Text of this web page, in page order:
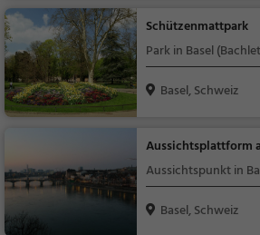
Schützenmattpark
Park in Basel
Basel, Schweiz
Aussichtsplattform
Aussichtspunkt in
Basel, Schweiz